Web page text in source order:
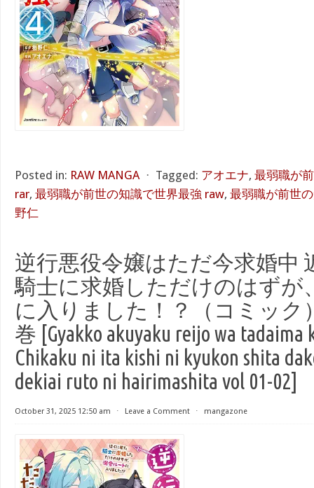
Posted in: RAW MANGA ⋅ Tagged: アオエナ, 最弱職が
rar, 最弱職が前世の知識で世界最強 raw, 最弱職が前世
野仁
逆行悪役令嬢はただ今求婚中
騎士に求婚しただけのはずが
に入りました！？（コミック
巻 [Gyakko akuyaku reijo wa tadaima
Chikaku ni ita kishi ni kyukon shita
dekiai ruto ni hairimashita vol 01-02]
October 31, 2025 12:50 am ⋅ Leave a Comment ⋅ mangazone